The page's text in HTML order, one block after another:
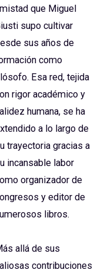
que Miguel
supo cultivar
sus años de
como
Esa red, tejida
rigor académico y
humana, se ha
a lo largo de
trayectoria gracias a
incansable labor
organizador de
y editor de
libros.
allá de sus
contribuciones